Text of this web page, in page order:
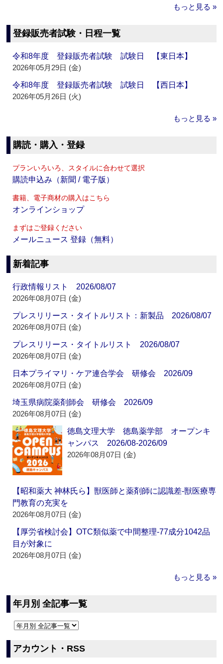
もっと見る »
登録販売者試験・日程一覧
令和8年度 登録販売者試験 試験日 【東日本】
2026年05月29日 (金)
令和8年度 登録販売者試験 試験日 【西日本】
2026年05月26日 (火)
もっと見る »
購読・購入・登録
プランいろいろ、スタイルに合わせて選択
購読申込み（新聞 / 電子版）
書籍、電子商材の購入はこちら
オンラインショップ
まずはご登録ください
メールニュース 登録（無料）
新着記事
行政情報リスト 2026/08/07
2026年08月07日 (金)
プレスリリース・タイトルリスト：新製品 2026/08/07
2026年08月07日 (金)
プレスリリース・タイトルリスト 2026/08/07
2026年08月07日 (金)
日本プライマリ・ケア連合学会 研修会 2026/09
2026年08月07日 (金)
埼玉県病院薬剤師会 研修会 2026/09
2026年08月07日 (金)
徳島文理大学 徳島薬学部 オープンキ
ャンパス 2026/08-2026/09
2026年08月07日 (金)
【昭和薬大 神林氏ら】獣医師と薬剤師に認識差‐獣医療専
門教育の充実を
2026年08月07日 (金)
【厚労省検討会】OTC類似薬で中間整理‐77成分1042品
目が対象に
2026年08月07日 (金)
もっと見る »
年月別 全記事一覧
アカウント・RSS